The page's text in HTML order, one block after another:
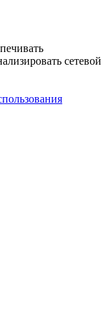
сетевой